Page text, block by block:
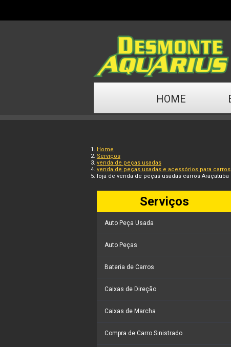
HOME
Home
Serviços
venda de peças usadas
venda de peças usadas e acessórios para carros
loja de venda de peças usadas carros Araçatuba
Serviços
Auto Peça Usada
Auto Peças
Bateria de Carros
Caixas de Direção
Caixas de Marcha
Compra de Carro Sinistrado